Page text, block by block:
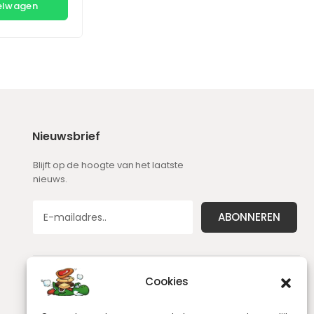
Cookies
Nieuwsbrief
Blijft op de hoogte van het laatste
nieuws.